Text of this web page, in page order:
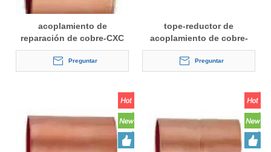
acoplamiento de
reparación de cobre-CXC
Preguntar
tope-reductor de
acoplamiento de cobre-
CXC
Preguntar